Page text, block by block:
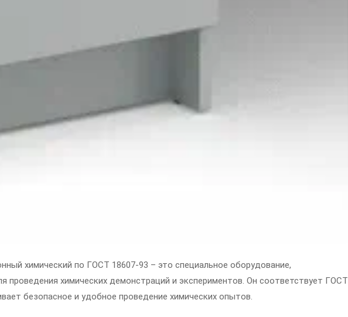
химический по ГОСТ 18607-93 – это специальное оборудование,
проведения химических демонстраций и экспериментов. Он соответствует ГОСТ
безопасное и удобное проведение химических опытов.